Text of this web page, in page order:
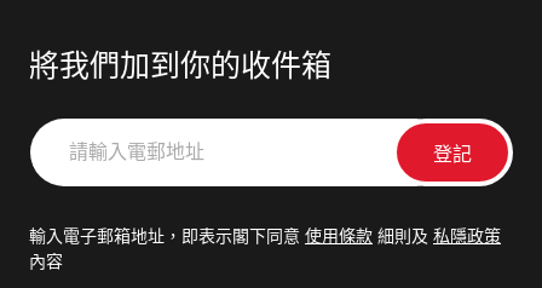
將我們加到你的收件箱
請
輸
郵
輸入電子郵箱地址，即表示閣下同意 使用條款 細則及 私隱政策
內容